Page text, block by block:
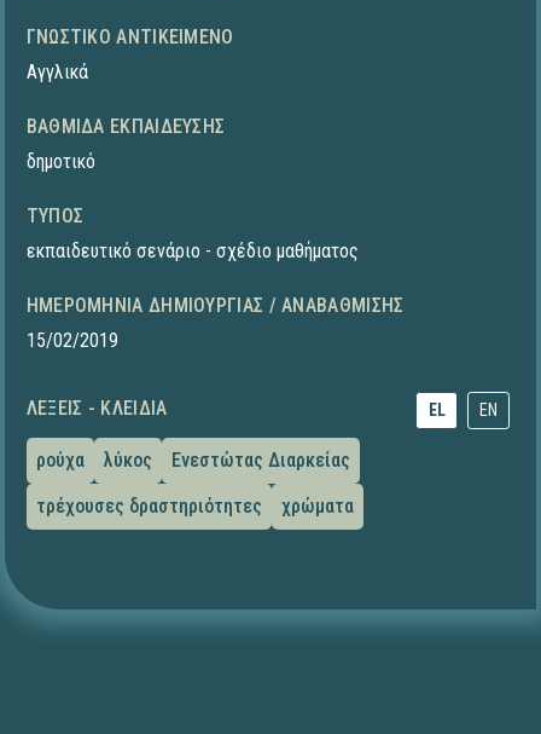
ΓΝΩΣΤΙΚΌ ΑΝΤΙΚΕΊΜΕΝΟ
Αγγλικά
ΒΑΘΜΊΔΑ ΕΚΠΑΊΔΕΥΣΗΣ
δημοτικό
ΤΎΠΟΣ
εκπαιδευτικό σενάριο - σχέδιο μαθήματος
ΗΜΕΡΟΜΗΝΊΑ ΔΗΜΙΟΥΡΓΊΑΣ / ΑΝΑΒΆΘΜΙΣΗΣ
15/02/2019
ΛΈΞΕΙΣ - ΚΛΕΙΔΙΆ EL EN
ρούχα λύκος
Ενεστώτας Διαρκείας
τρέχουσες δραστηριότητες
χρώματα